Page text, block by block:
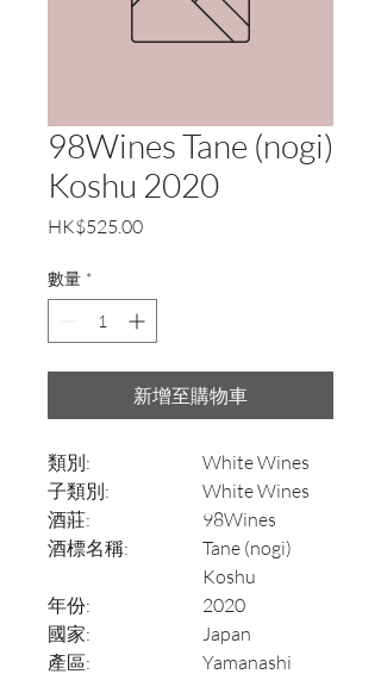
98Wines Tane (nogi)
Koshu 2020
HK$525.00價
數量 *
新增至購物車
類別:
White Wines
子類別:
White Wines
酒莊:
98Wines
酒標名稱:
Tane (nogi)
Koshu
年份:
2020
國家:
Japan
產區:
Yamanashi